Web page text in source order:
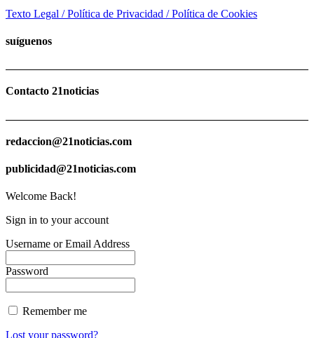
Texto Legal / Política de Privacidad / Política de Cookies
suíguenos
Contacto 21noticias
redaccion@21noticias.com
publicidad@21noticias.com
Welcome Back!
Sign in to your account
Username or Email Address
Password
Remember me
Lost your password?